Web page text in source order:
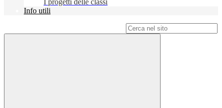
I progetti delle classi
Info utili